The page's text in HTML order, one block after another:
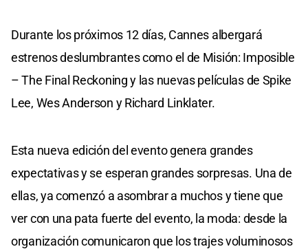
Durante los próximos 12 días, Cannes albergará
estrenos deslumbrantes como el de Misión: Imposible
– The Final Reckoning y las nuevas películas de Spike
Lee, Wes Anderson y Richard Linklater.
Esta nueva edición del evento genera grandes
expectativas y se esperan grandes sorpresas. Una de
ellas, ya comenzó a asombrar a muchos y tiene que
ver con una pata fuerte del evento, la moda: desde la
organización comunicaron que los trajes voluminosos